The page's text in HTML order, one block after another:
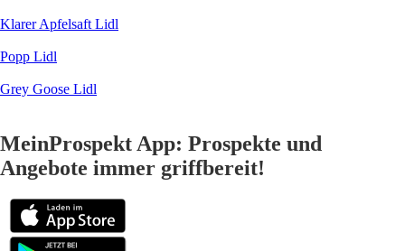
Klarer Apfelsaft Lidl
Popp Lidl
Grey Goose Lidl
MeinProspekt App: Prospekte und
Angebote immer griffbereit!